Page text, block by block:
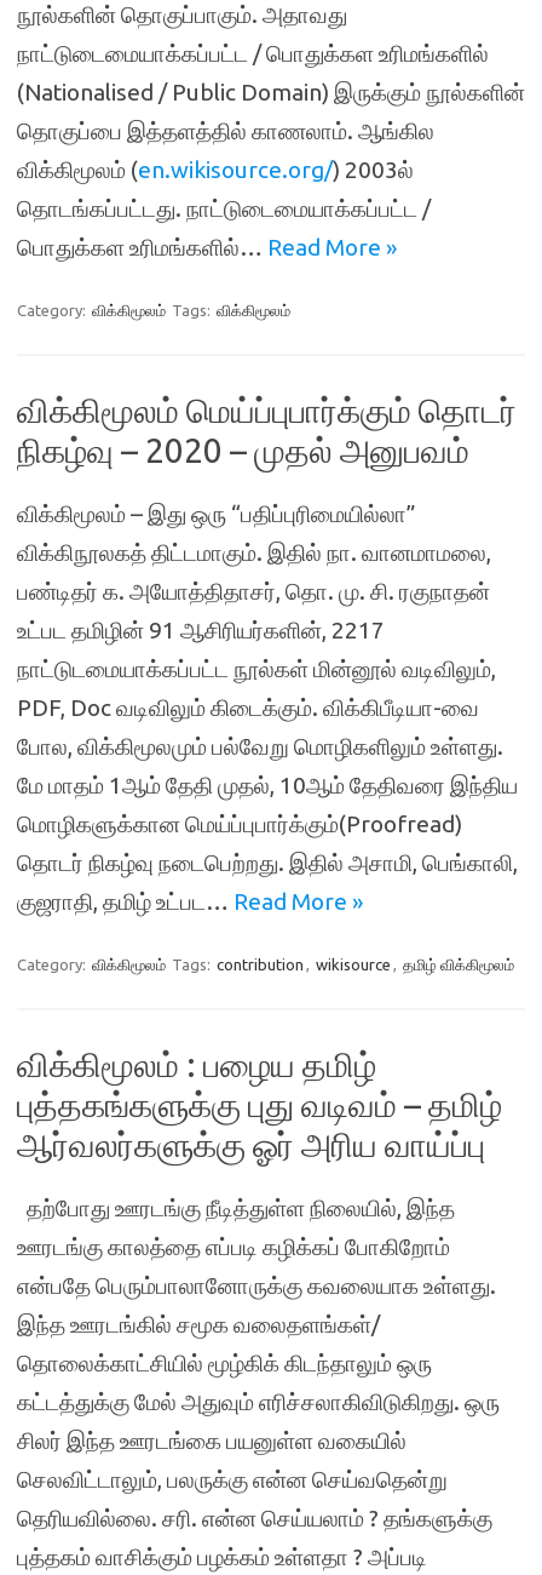
நூல்களின் தொகுப்பாகும். அதாவது
நாட்டுடைமையாக்கப்பட்ட / பொதுக்கள உரிமங்களில்
(Nationalised / Public Domain) இருக்கும் நூல்களின்
தொகுப்பை இத்தளத்தில் காணலாம். ஆங்கில
விக்கிமூலம் (en.wikisource.org/) 2003ல்
தொடங்கப்பட்டது. நாட்டுடைமையாக்கப்பட்ட /
பொதுக்கள உரிமங்களில்… Read More »
Category: விக்கிமூலம் Tags: விக்கிமூலம்
விக்கிமூலம் மெய்ப்புபார்க்கும் தொடர்
நிகழ்வு – 2020 – முதல் அனுபவம்
விக்கிமூலம் – இது ஒரு “பதிப்புரிமையில்லா”
விக்கிநூலகத் திட்டமாகும். இதில் நா. வானமாமலை,
பண்டிதர் க. அயோத்திதாசர், தொ. மு. சி. ரகுநாதன்
உட்பட தமிழின் 91 ஆசிரியர்களின், 2217
நாட்டுடமையாக்கப்பட்ட நூல்கள் மின்னூல் வடிவிலும்,
PDF, Doc வடிவிலும் கிடைக்கும். விக்கிபீடியா-வை
போல, விக்கிமூலமும் பல்வேறு மொழிகளிலும் உள்ளது.
மே மாதம் 1ஆம் தேதி முதல், 10ஆம் தேதிவரை இந்திய
மொழிகளுக்கான மெய்ப்புபார்க்கும்(Proofread)
தொடர் நிகழ்வு நடைபெற்றது. இதில் அசாமி, பெங்காலி,
குஜராதி, தமிழ் உட்பட… Read More »
Category: விக்கிமூலம் Tags: contribution , wikisource , தமிழ் விக்கிமூலம்
விக்கிமூலம் : பழைய தமிழ்
புத்தகங்களுக்கு புது வடிவம் – தமிழ்
ஆர்வலர்களுக்கு ஓர் அரிய வாய்ப்பு
தற்போது ஊரடங்கு நீடித்துள்ள நிலையில், இந்த
ஊரடங்கு காலத்தை எப்படி கழிக்கப் போகிறோம்
என்பதே பெரும்பாலானோருக்கு கவலையாக உள்ளது.
இந்த ஊரடங்கில் சமூக வலைதளங்கள்/
தொலைக்காட்சியில் மூழ்கிக் கிடந்தாலும் ஒரு
கட்டத்துக்கு மேல் அதுவும் எரிச்சலாகிவிடுகிறது. ஒரு
சிலர் இந்த ஊரடங்கை பயனுள்ள வகையில்
செலவிட்டாலும், பலருக்கு என்ன செய்வதென்று
தெரியவில்லை. சரி. என்ன செய்யலாம் ? தங்களுக்கு
புத்தகம் வாசிக்கும் பழக்கம் உள்ளதா ? அப்படி